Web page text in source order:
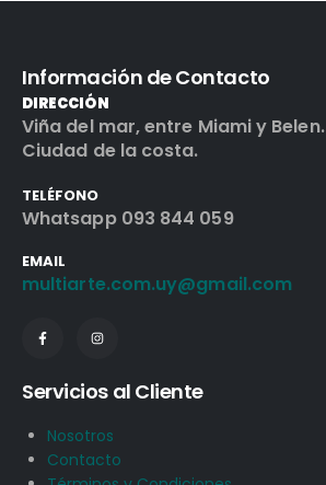
Información de Contacto
DIRECCIÓN
Viña del mar, entre Miami y
Ciudad de la costa.
TELÉFONO
Whatsapp 093 844 059
EMAIL
multiarte.com.uy@gmail.com
Servicios al Cliente
Nosotros
Contacto